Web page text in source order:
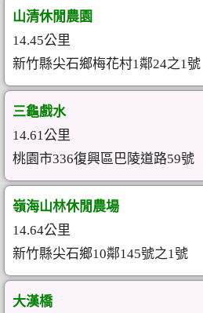
山清休閒農園
14.45公里
新竹縣尖石鄉梅花村1鄰24之1號
三龜戲水
14.61公里
桃園市336復興區巴陵道路59號
嶺海山林休閒農場
14.64公里
新竹縣尖石鄉10鄰145號之1號
大漢橋